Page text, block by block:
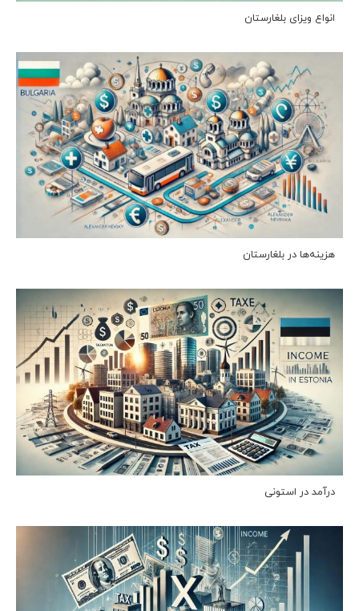
انواع ویزای بلغارستان
هزینه‌ها در بلغارستان
درآمد در استونی